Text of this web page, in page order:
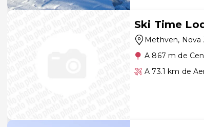
Ski Time
Methven, Nova
A 867 m de
A 73.1 km de